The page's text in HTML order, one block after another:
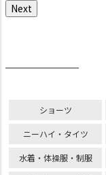
Next
ショーツ
ニーハイ・タイツ
水着・体操服・制服